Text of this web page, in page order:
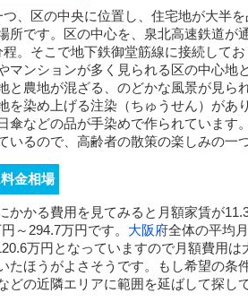
、区の中央に位置し、住宅地が大半
所です。区の中心を、泉北高速鉄道が
。そこで地下鉄御堂筋線に接続して
マンションが多く見られる区の中心地
と農地が混ざる、のどかな風景が見ら
を染め上げる注染（ちゅうせん）があ
傘などの品が手染めで作られています
いるので、高齢者の散策の楽しみの一
金相場
かかる費用を見てみると 月額家賃が
～294.7万円です。 大阪府全体の平均
万円となっていますので月額費用
たほうがよさそうです。もし希望の条
どの近隣エリアに範囲を延ばして探し